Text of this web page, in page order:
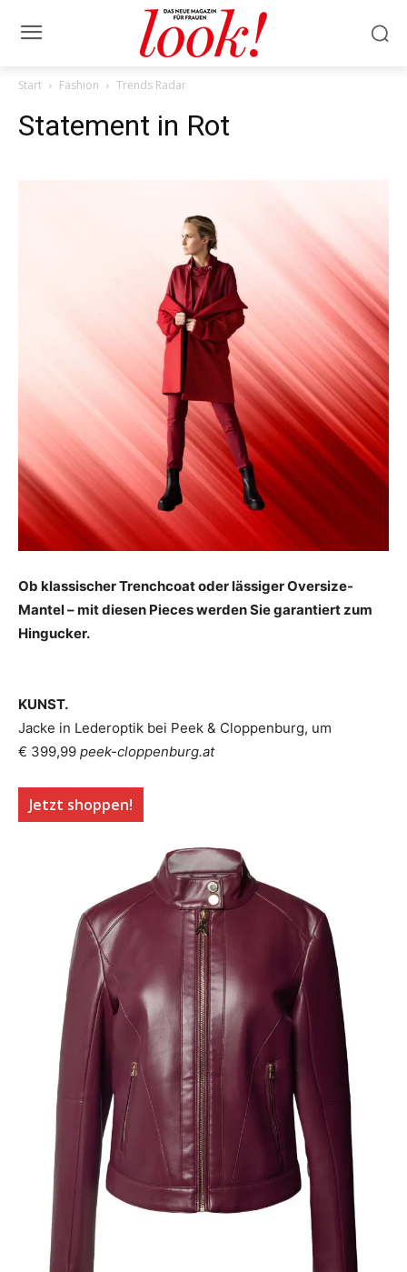
Start Fashion Trends Radar
Statement in Rot
Ob klassischer Trenchcoat oder lässiger Oversize-
Mantel – mit diesen Pieces werden Sie garantiert zum
Hingucker.
KUNST.
Jacke in Lederoptik bei Peek & Cloppenburg, um
€ 399,99 peek-cloppenburg.at
Jetzt shoppen!